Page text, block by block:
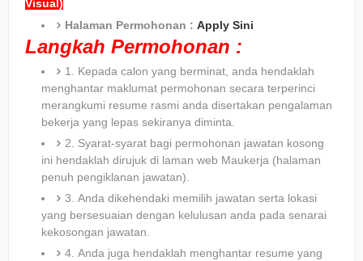
Visual)
Halaman Permohonan : Apply Sini
Langkah Permohonan :
1. Kepada calon yang berminat, anda hendaklah
menghantar maklumat permohonan secara terperinci
merangkumi resume rasmi anda disertakan pengalaman
bekerja yang lepas sekiranya diminta.
2. Syarat-syarat bagi permohonan jawatan kosong
ini hendaklah dirujuk di laman web Maukerja (halaman
penuh pengiklanan jawatan).
3. Anda dikehendaki memilih jawatan serta lokasi
yang bersesuaian dengan kelulusan anda pada senarai
kekosongan jawatan.
4. Anda juga hendaklah menghantar resume yang